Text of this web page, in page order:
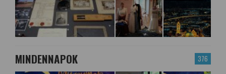
376
MINDENNAPOK